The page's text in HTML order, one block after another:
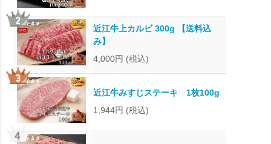
近江牛上カルビ 300g 【送料込
み】
4,000円 (税込)
近江牛みすじステーキ 1枚100g
1,944円 (税込)